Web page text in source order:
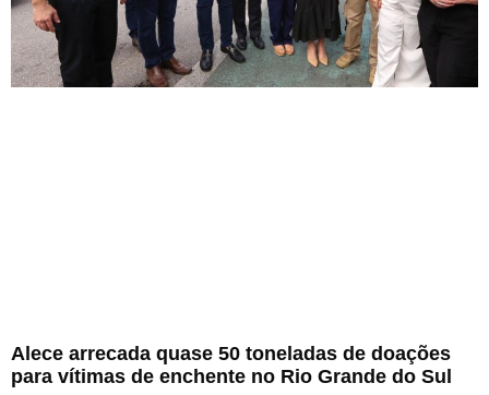
Alece arrecada quase 50 toneladas de doações
para vítimas de enchente no Rio Grande do Sul